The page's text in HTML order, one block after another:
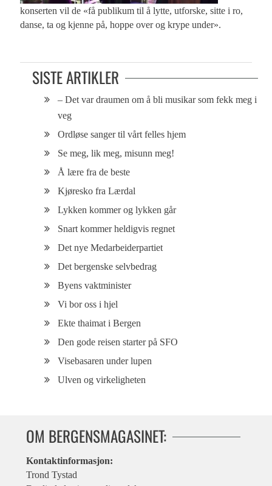
konserten vil de «få publikum til å lytte, utforske, sitte i ro,
danse, ta og kjenne på, hoppe over og krype under».
SISTE ARTIKLER
– Det var draumen om å bli musikar som fekk meg i
veg
Ordløse sanger til vårt felles hjem
Se meg, lik meg, misunn meg!
Å lære fra de beste
Kjøresko fra Lærdal
Lykken kommer og lykken går
Snart kommer heldigvis regnet
Det nye Medarbeiderpartiet
Det bergenske selvbedrag
Byens vaktminister
Vi bor oss i hjel
Ekte thaimat i Bergen
Den gode reisen starter på SFO
Visebasaren under lupen
Ulven og virkeligheten
OM BERGENSMAGASINET:
Kontaktinformasjon:
Trond Tystad